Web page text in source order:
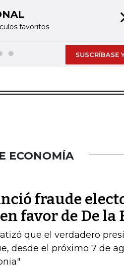
favoritos
SUSCRÍBASE
ECONOMÍA
fraude
favor de De la
que el verdadero
desde el próximo 7 de